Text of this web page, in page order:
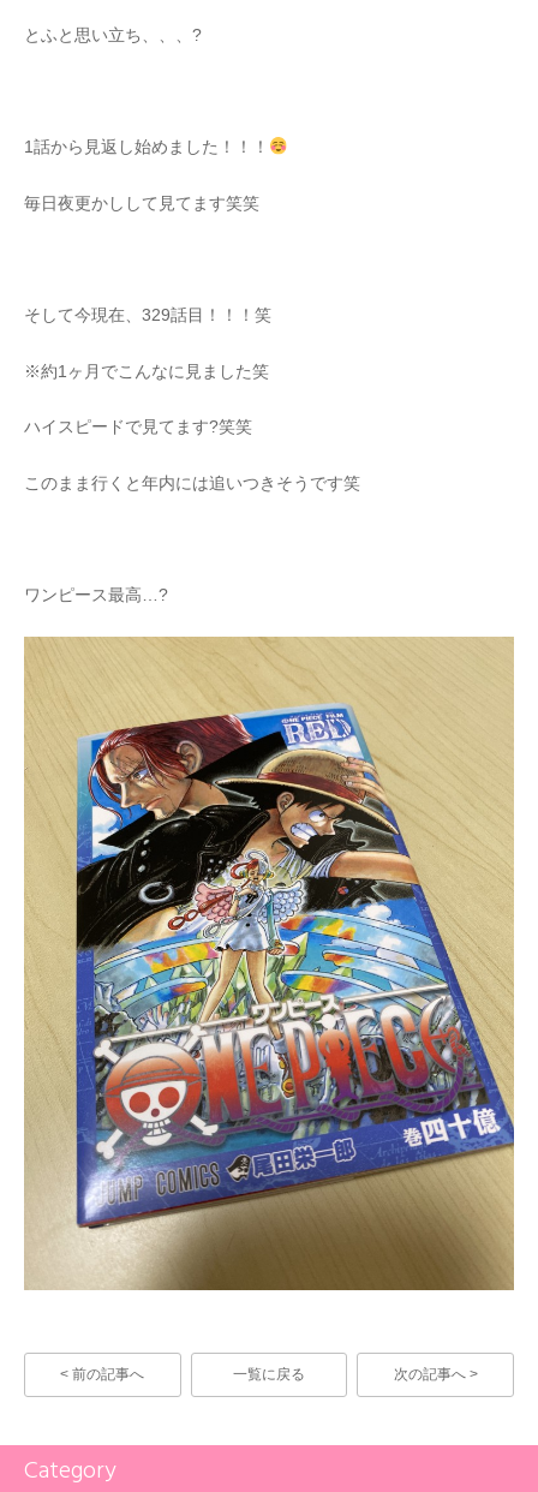
とふと思い立ち、、、?
1話から見返し始めました！！！
毎日夜更かしして見てます笑笑
そして今現在、329話目！！！笑
※約1ヶ月でこんなに見ました笑
ハイスピードで見てます?笑笑
このまま行くと年内には追いつきそうです笑
ワンピース最高…?
< 前の記事へ 一覧に戻る 次の記事へ >
Category